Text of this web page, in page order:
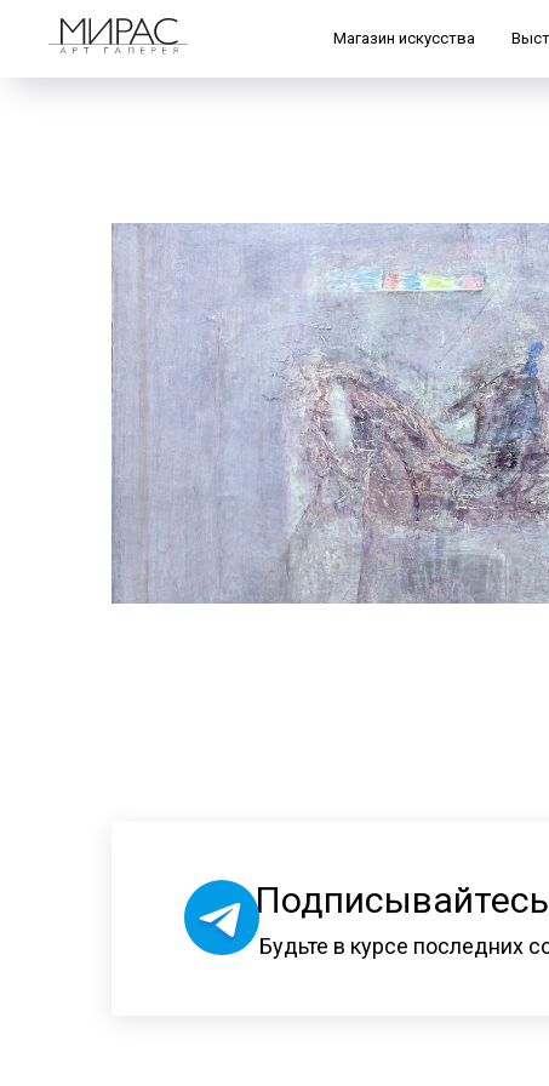
Магазин искусства
Будьте в курсе последних